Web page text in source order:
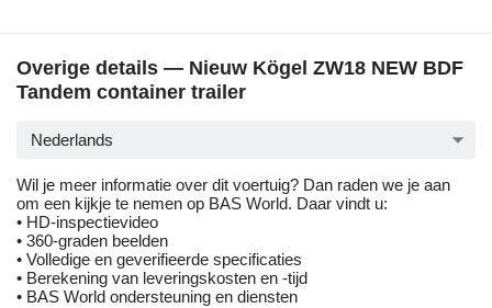
Overige details — Nieuw Kögel ZW18 NEW BDF
Tandem container trailer
Nederlands
Wil je meer informatie over dit voertuig? Dan raden we je aan
om een kijkje te nemen op BAS World. Daar vindt u:
• HD-inspectievideo
• 360-graden beelden
• Volledige en geverifieerde specificaties
• Berekening van leveringskosten en -tijd
• BAS World ondersteuning en diensten